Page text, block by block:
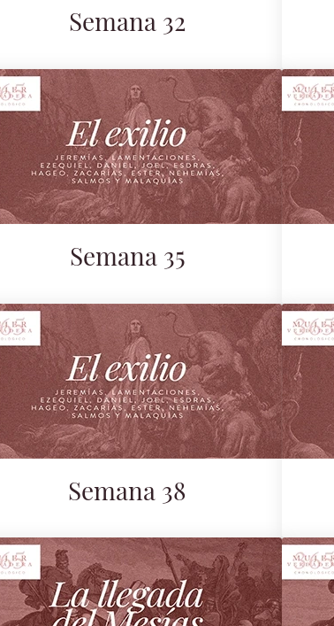
Semana 32
Semana 35
Semana 38